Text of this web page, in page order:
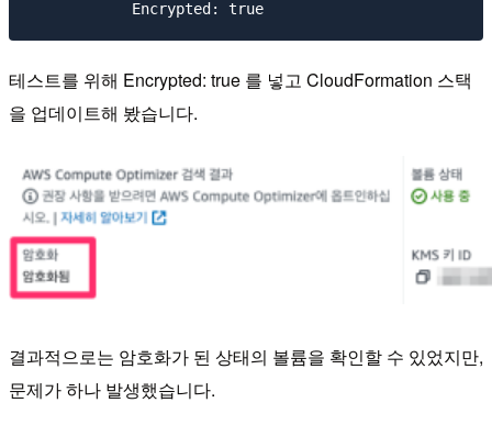
테스트를 위해 Encrypted: true 를 넣고 CloudFormation 스택
을 업데이트해 봤습니다.
결과적으로는 암호화가 된 상태의 볼륨을 확인할 수 있었지만,
문제가 하나 발생했습니다.